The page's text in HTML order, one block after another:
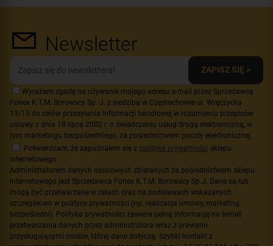
Newsletter
ZAPISZ SIĘ >
Wyrażam zgodę na używanie mojego adresu e-mail przez Sprzedawcę
Fonex K.T.M. Borowscy Sp. J. z siedzibą w Częstochowie ul. Wręczycka
13/15 do celów przesyłania informacji handlowej w rozumieniu przepisów
ustawy z dnia 18 lipca 2002 r. o świadczeniu usług drogą elektroniczną, w
tym marketingu bezpośredniego, za pośrednictwem poczty elektronicznej.
Potwierdzam, że zapoznałem się z polityką prywatności sklepu
internetowego
Administratorem danych osobowych zbieranych za pośrednictwem sklepu
internetowego jest Sprzedawca Fonex K.T.M. Borowscy Sp.J. Dane są lub
mogą być przetwarzane w celach oraz na podstawach wskazanych
szczegółowo w polityce prywatności (np. realizacja umowy, marketing
bezpośredni). Polityka prywatności zawiera pełną informację na temat
przetwarzania danych przez administratora wraz z prawami
przysługującymi osobie, której dane dotyczą. Szybki kontakt z